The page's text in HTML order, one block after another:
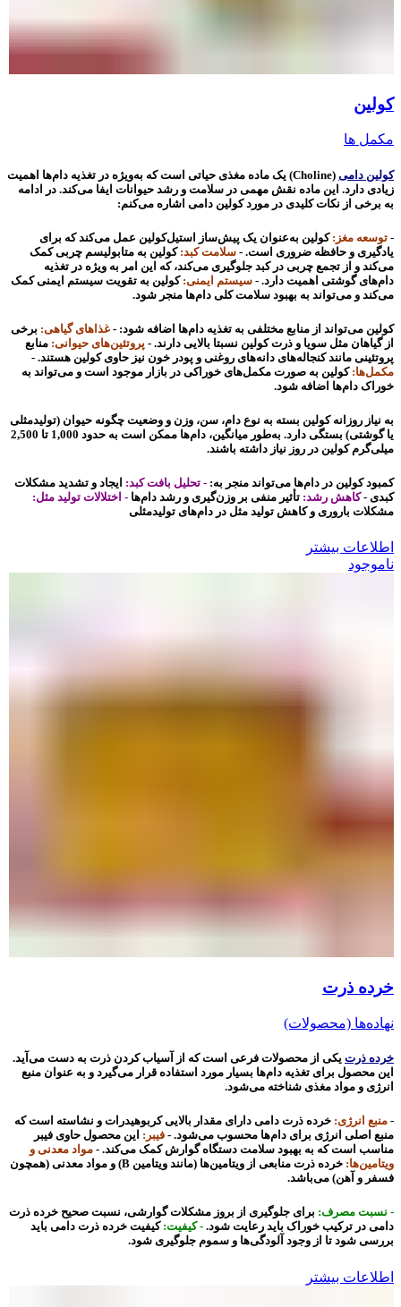
کولین
مکمل ها
کولین دامی
(Choline) یک ماده مغذی حیاتی است که به‌ویژه در تغذیه دام‌ها اهمیت
زیادی دارد. این ماده نقش مهمی در سلامت و رشد حیوانات ایفا می‌کند. در ادامه
به برخی از نکات کلیدی در مورد کولین دامی اشاره می‌کنم:
- توسعه مغز:کولین به‌عنوان یک پیش‌ساز استیل‌کولین عمل می‌کند که برای
یادگیری و حافظه ضروری است. - سلامت کبد: کولین به متابولیسم چربی کمک
می‌کند و از تجمع چربی در کبد جلوگیری می‌کند، که این امر به ویژه در تغذیه
دام‌های گوشتی اهمیت دارد. - سیستم ایمنی: کولین به تقویت سیستم ایمنی کمک
می‌کند و می‌تواند به بهبود سلامت کلی دام‌ها منجر شود.
کولین می‌تواند از منابع مختلفی به تغذیه دام‌ها اضافه شود: - غذاهای گیاهی: برخی
از گیاهان مثل سویا و ذرت کولین نسبتا بالایی دارند. - پروتئین‌های حیوانی: منابع
پروتئینی مانند کنجاله‌های دانه‌های روغنی و پودر خون نیز حاوی کولین هستند. -
مکمل‌ها: کولین به صورت مکمل‌های خوراکی در بازار موجود است و می‌تواند به
خوراک دام‌ها اضافه شود.
به نیاز روزانه کولین بسته به نوع دام، سن، وزن و وضعیت چگونه حیوان (تولیدمثلی
یا گوشتی) بستگی دارد. به‌طور میانگین، دام‌ها ممکن است به حدود 1,000 تا 2,500
میلی‌گرم کولین در روز نیاز داشته باشند.
کمبود کولین در دام‌ها می‌تواند منجر به: - تحلیل بافت کبد: ایجاد و تشدید مشکلات
کبدی -کاهش رشد: تأثیر منفی بر وزن‌گیری و رشد دام‌ها - اختلالات تولید مثل:
مشکلات باروری و کاهش تولید مثل در دام‌های تولیدمثلی
اطلاعات بیشتر
ناموجود
خرده ذرت
نهاده‌ها (محصولات)
خرده ذرت یکی از محصولات فرعی است که از آسیاب کردن ذرت به دست می‌آید.
این محصول برای تغذیه دام‌ها بسیار مورد استفاده قرار می‌گیرد و به عنوان منبع
انرژی و مواد مغذی شناخته می‌شود.
- منبع انرژی: خرده ذرت دامی دارای مقدار بالایی کربوهیدرات و نشاسته است که
منبع اصلی انرژی برای دام‌ها محسوب می‌شود. - فیبر: این محصول حاوی فیبر
مناسب است که به بهبود سلامت دستگاه گوارش کمک می‌کند. - مواد معدنی و
ویتامین‌ها:
خرده ذرت منابعی از ویتامین‌ها (مانند ویتامین B) و مواد معدنی (همچون
فسفر و آهن) می‌باشد.
- نسبت مصرف: برای جلوگیری از بروز مشکلات گوارشی، نسبت صحیح خرده ذرت
دامی در ترکیب خوراک باید رعایت شود. - کیفیت: کیفیت خرده ذرت دامی باید
بررسی شود تا از وجود آلودگی‌ها و سموم جلوگیری شود.
اطلاعات بیشتر